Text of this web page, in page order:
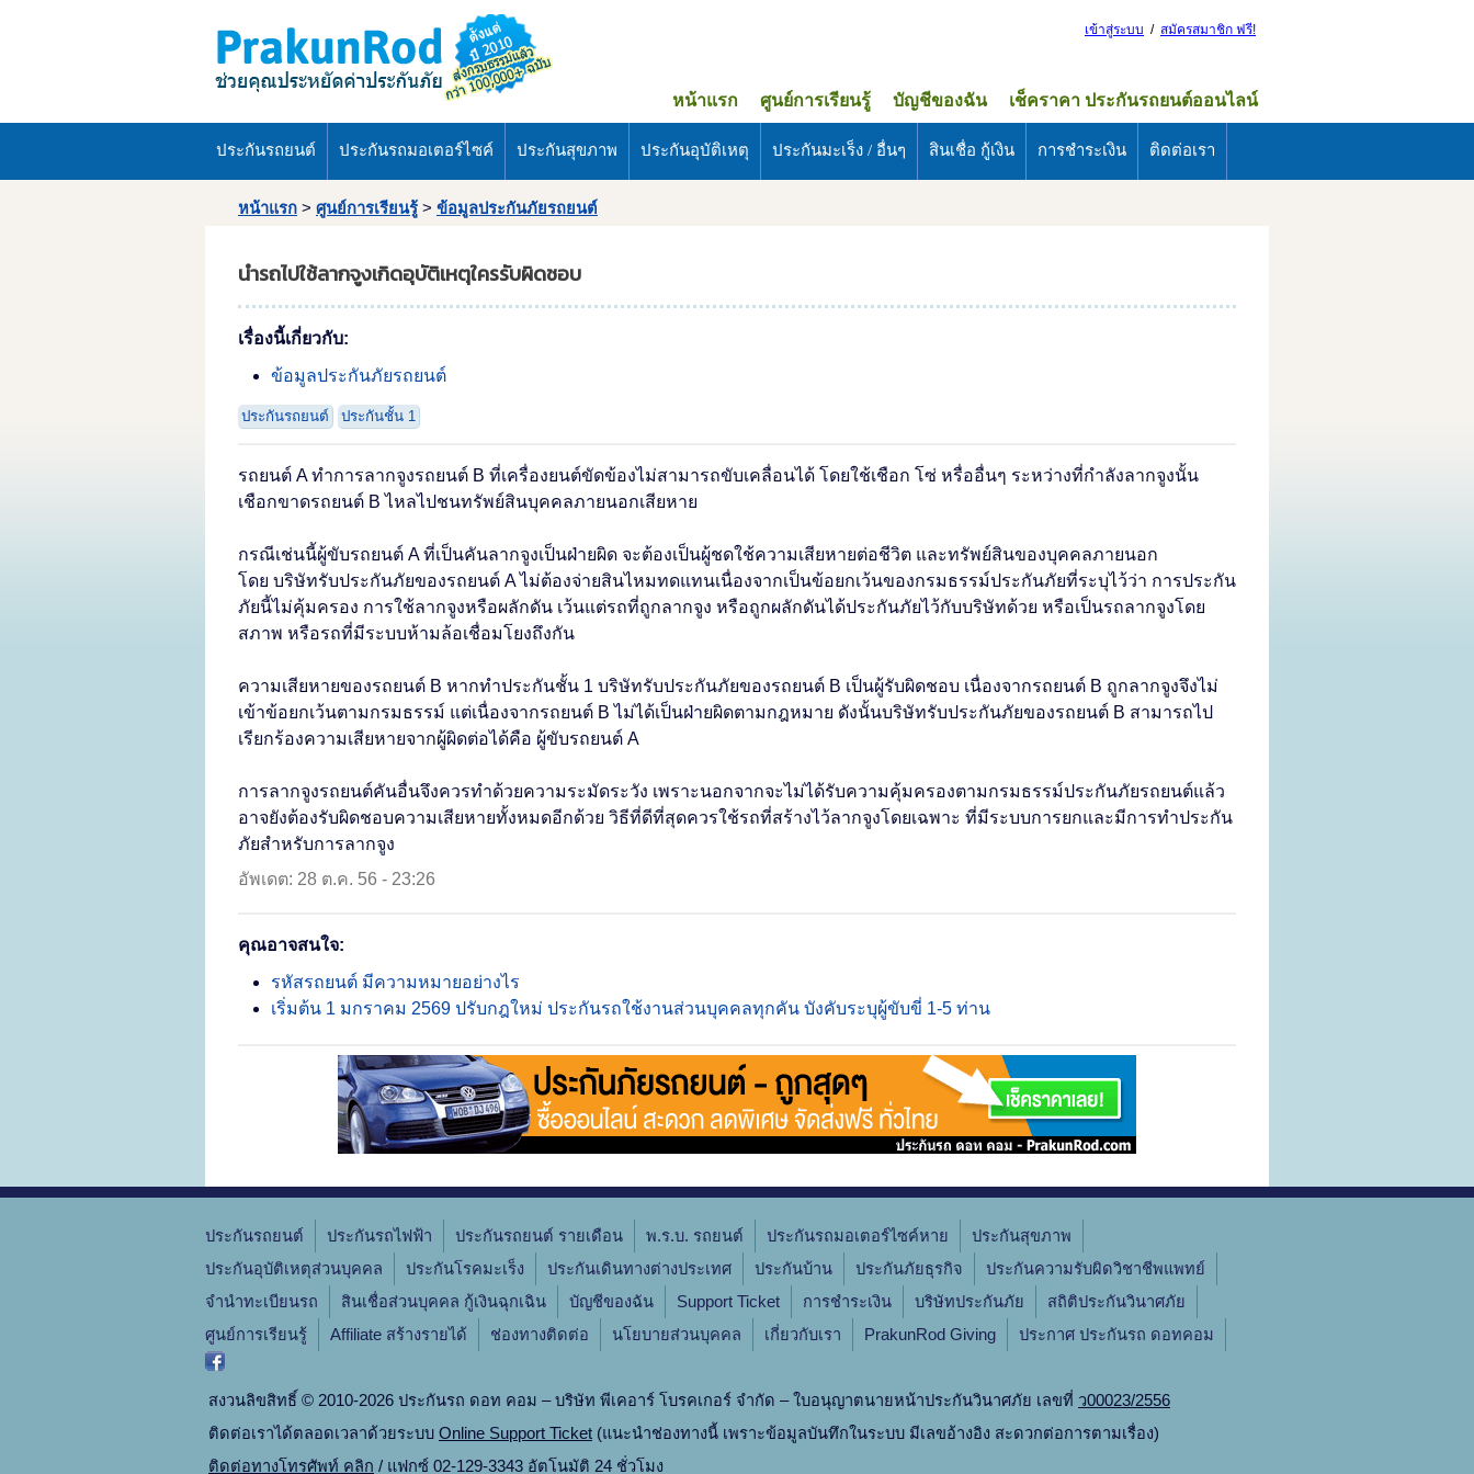
เข้าสู่ระบบ / สมัครสมาชิก ฟรี!
เช็คราคา ประกันรถยนต์ออนไลน์
บัญชีของฉัน
ศูนย์การเรียนรู้
หน้าแรก
ประกันรถยนต์ ประกันรถมอเตอร์ไซค์ ประกันสุขภาพ ประกันอุบัติเหตุ ประกันมะเร็ง / อื่นๆ สินเชื่อ กู้เงิน การชำระเงิน ติดต่อเรา
หน้าแรก > ศูนย์การเรียนรู้ > ข้อมูลประกันภัยรถยนต์
นำรถไปใช้ลากจูงเกิดอุบัติเหตุใครรับผิดชอบ
เรื่องนี้เกี่ยวกับ:
ข้อมูลประกันภัยรถยนต์
ประกันรถยนต์ ประกันชั้น 1
รถยนต์ A ทำการลากจูงรถยนต์ B ที่เครื่องยนต์ขัดข้องไม่สามารถขับเคลื่อนได้ โดยใช้เชือก โซ่ หรื่ออื่นๆ ระหว่างที่กำลังลากจูงนั้น
เชือกขาดรถยนต์ B ไหลไปชนทรัพย์สินบุคคลภายนอกเสียหาย
กรณีเช่นนี้ผู้ขับรถยนต์ A ที่เป็นคันลากจูงเป็นฝ่ายผิด จะต้องเป็นผู้ชดใช้ความเสียหายต่อชีวิต และทรัพย์สินของบุคคลภายนอก
โดย บริษัทรับประกันภัยของรถยนต์ A ไม่ต้องจ่ายสินไหมทดแทนเนื่องจากเป็นข้อยกเว้นของกรมธรรม์ประกันภัยที่ระบุไว้ว่า การประกัน
ภัยนี้ไม่คุ้มครอง การใช้ลากจูงหรือผลักดัน เว้นแต่รถที่ถูกลากจูง หรือถูกผลักดันได้ประกันภัยไว้กับบริษัทด้วย หรือเป็นรถลากจูงโดย
สภาพ หรือรถที่มีระบบห้ามล้อเชื่อมโยงถึงกัน
ความเสียหายของรถยนต์ B หากทำประกันชั้น 1 บริษัทรับประกันภัยของรถยนต์ B เป็นผู้รับผิดชอบ เนื่องจากรถยนต์ B ถูกลากจูงจึงไม่
เข้าข้อยกเว้นตามกรมธรรม์ แต่เนื่องจากรถยนต์ B ไม่ได้เป็นฝ่ายผิดตามกฎหมาย ดังนั้นบริษัทรับประกันภัยของรถยนต์ B สามารถไป
เรียกร้องความเสียหายจากผู้ผิดต่อได้คือ ผู้ขับรถยนต์ A
การลากจูงรถยนต์คันอื่นจึงควรทำด้วยความระมัดระวัง เพราะนอกจากจะไม่ได้รับความคุ้มครองตามกรมธรรม์ประกันภัยรถยนต์แล้ว
อาจยังต้องรับผิดชอบความเสียหายทั้งหมดอีกด้วย วิธีที่ดีที่สุดควรใช้รถที่สร้างไว้ลากจูงโดยเฉพาะ ที่มีระบบการยกและมีการทำประกัน
ภัยสำหรับการลากจูง
อัพเดต: 28 ต.ค. 56 - 23:26
คุณอาจสนใจ:
รหัสรถยนต์ มีความหมายอย่างไร
เริ่มต้น 1 มกราคม 2569 ปรับกฎใหม่ ประกันรถใช้งานส่วนบุคคลทุกคัน บังคับระบุผู้ขับขี่ 1-5 ท่าน
ประกันรถยนต์ ประกันรถไฟฟ้า ประกันรถยนต์ รายเดือน พ.ร.บ. รถยนต์ ประกันรถมอเตอร์ไซค์หาย
ประกันสุขภาพ
ประกันอุบัติเหตุส่วนบุคคล
ประกันโรคมะเร็ง ประกันเดินทางต่างประเทศ ประกันบ้าน ประกันภัยธุรกิจ
ประกันความรับผิดวิชาชีพแพทย์
จํานําทะเบียนรถ
สินเชื่อส่วนบุคคล กู้เงินฉุกเฉิน บัญชีของฉัน Support Ticket การชำระเงิน บริษัทประกันภัย
สถิติประกันวินาศภัย
ศูนย์การเรียนรู้
Affiliate สร้างรายได้ ช่องทางติดต่อ นโยบายส่วนบุคคล เกี่ยวกับเรา PrakunRod Giving ประกาศ ประกันรถ ดอทคอม
สงวนลิขสิทธิ์ © 2010-2026 ประกันรถ ดอท คอม – บริษัท พีเคอาร์ โบรคเกอร์ จำกัด – ใบอนุญาตนายหน้าประกันวินาศภัย เลขที่ ว00023/2556
ติดต่อเราได้ตลอดเวลาด้วยระบบ Online Support Ticket (แนะนำช่องทางนี้ เพราะข้อมูลบันทึกในระบบ มีเลขอ้างอิง สะดวกต่อการตามเรื่อง)
ติดต่อทางโทรศัพท์ คลิก / แฟกซ์ 02-129-3343 อัตโนมัติ 24 ชั่วโมง